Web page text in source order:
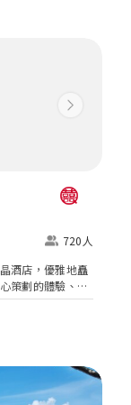
Next
720人
酒店，優雅地矗
策劃的體驗、奢
造完美平衡，重